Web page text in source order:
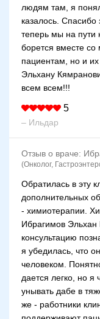
людям там, я
казалось. Спасибо
теперь мы на пути
борется вместе со
пациентам, но и
Эльхану
всем всем!!!
5
– Ильдар
Отзыв о враче:
(Онколог,
Обратилась в эту
дополнительных
- химиотерапии.
Ибрагимов
консультацию
я убедилась, что
человеком.
дается легко, но я
унывать дабе в
же - работники